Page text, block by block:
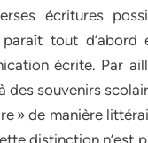
écritures
tout d’abord
écrite. Par
des souvenirs
» de manière
distinction n’est